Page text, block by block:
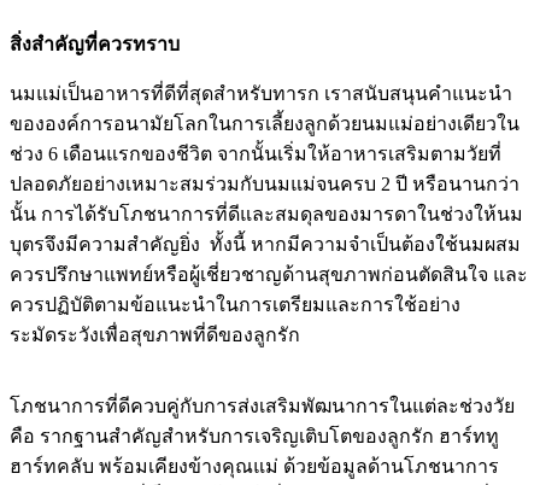
สิ่งสำคัญที่ควรทราบ
นมแม่เป็นอาหารที่ดีที่สุดสำหรับทารก เราสนับสนุนคำแนะนำ
ขององค์การอนามัยโลกในการเลี้ยงลูกด้วยนมแม่อย่างเดียวใน
ช่วง 6 เดือนแรกของชีวิต จากนั้นเริ่มให้อาหารเสริมตามวัยที่
ปลอดภัยอย่างเหมาะสมร่วมกับนมแม่จนครบ 2 ปี หรือนานกว่า
นั้น การได้รับโภชนาการที่ดีและสมดุลของมารดาในช่วงให้นม
บุตรจึงมีความสำคัญยิ่ง ทั้งนี้ หากมีความจำเป็นต้องใช้นมผสม
ควรปรึกษาแพทย์หรือผู้เชี่ยวชาญด้านสุขภาพก่อนตัดสินใจ และ
ควรปฏิบัติตามข้อแนะนำในการเตรียมและการใช้อย่าง
ระมัดระวังเพื่อสุขภาพที่ดีของลูกรัก
โภชนาการที่ดีควบคู่กับการส่งเสริมพัฒนาการในแต่ละช่วงวัย
คือ รากฐานสำคัญสำหรับการเจริญเติบโตของลูกรัก ฮาร์ททู
ฮาร์ทคลับ พร้อมเคียงข้างคุณแม่ ด้วยข้อมูลด้านโภชนาการ